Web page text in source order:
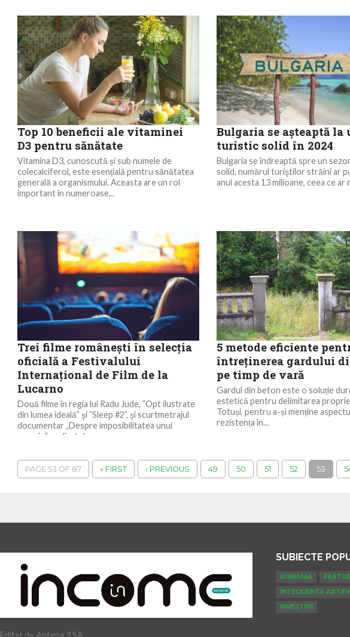
Top 10 beneficii ale vitaminei
D3 pentru sănătate
Vitamina D3, cunoscută și sub numele de
colecalciferol, este esențială pentru sănătatea
generală a organismului. Aceasta are un rol
important în numeroase...
Bulgaria se aşteaptă la
turistic solid în 2024
Bulgaria se îndreaptă spre un
solid, numărul turiştilor străini ar
anul acesta 13 milioane, ceea ce ar
Trei filme româneşti în selecţia
oficială a Festivalului
Internaţional de Film de la
Lucarno
Două filme în regia lui Radu Jude, ”Opt ilustrate
din lumea ideală” şi ”Sleep #2”, şi scurtmetrajul
documentar „Despre imposibilitatea unui
omagiu”, realizat de...
5 metode eficiente
întreținerea gardului
pe timp de vară
Gardul din beton este o soluție
estetică pentru delimitarea
Totuși, pentru a-și menține
rezistența în...
PAGE 53 OF 87 « FIRST ‹ PREVIOUS 49 50 51 52 53
Editat de Antena 3 SA
SUBIECTE
ROMANIA
INTELIGENTA
INVESTIȚII